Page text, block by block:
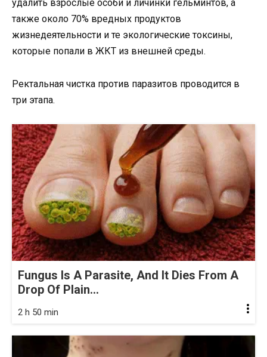
удалить взрослые особи и личинки гельминтов, а
также около 70% вредных продуктов
жизнедеятельности и те экологические токсины,
которые попали в ЖКТ из внешней среды.
Ректальная чистка против паразитов проводится в
три этапа.
Fungus Is A Parasite, And It Dies From A
Drop Of Plain...
2 h 50 min